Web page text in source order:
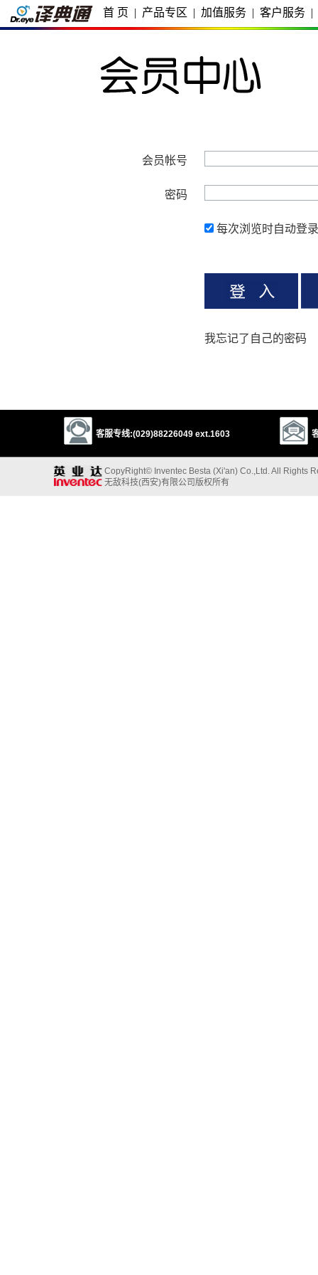
首 页 | 产品专区 | 加值服务 | 客户服务 |
会员帐号
密码
每次浏览时自动登录
我忘记了自己的密码
客服专线:(029)88226049 ext.1603
CopyRight© Inventec Besta (Xi'an) Co.,Ltd. All Rights
无敌科技(西安)有限公司版权所有